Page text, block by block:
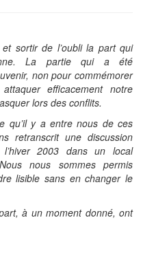
et sortir de l’oubli la part qui
La partie qui a été
non pour commémorer
efficacement notre
lors des conflits.
qu’il y a entre nous de ces
retranscrit une discussion
2003 dans un local
nous sommes permis
lisible sans en changer le
à un moment donné, ont